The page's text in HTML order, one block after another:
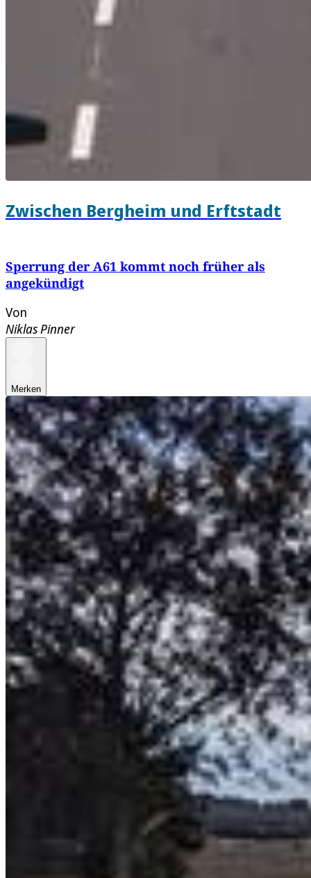
Zwischen Bergheim und Erftstadt
Sperrung der A61 kommt noch früher als
angekündigt
Von
Niklas Pinner
Merken